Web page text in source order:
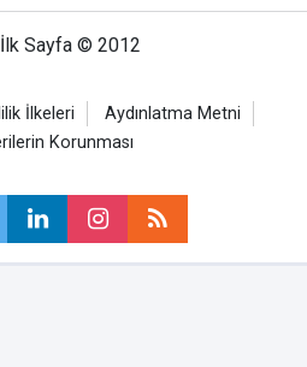
Sayfa © 2012
İlkeleri
Aydınlatma Metni
Korunması